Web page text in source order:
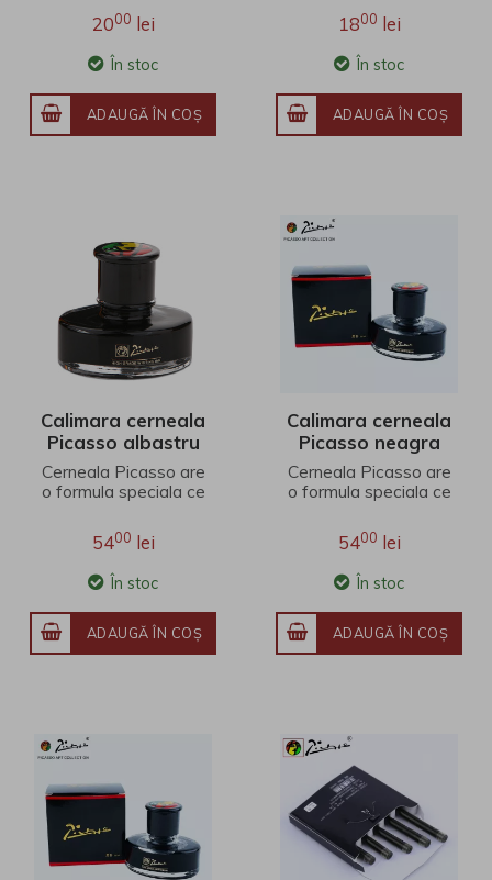
realizat in Elvetia, din
carbura tun..
2000 lei
În stoc
ADAUGĂ ÎN COŞ
perfectă pentru orice
marcă de stilou. Este
complet..
1800 lei
În stoc
ADAUGĂ ÎN COŞ
Calimara cerneala
Picasso albastru
inchis 50 ml
Cerneala Picasso are
o formula speciala ce
si o experienta
optima de scriere.
To..
5400 lei
În stoc
ADAUGĂ ÎN COŞ
Calimara cerneala
Picasso neagra
50 ml
Cerneala Picasso are
o formula speciala ce
si o experienta
optima de scriere.
To..
5400 lei
În stoc
ADAUGĂ ÎN COŞ